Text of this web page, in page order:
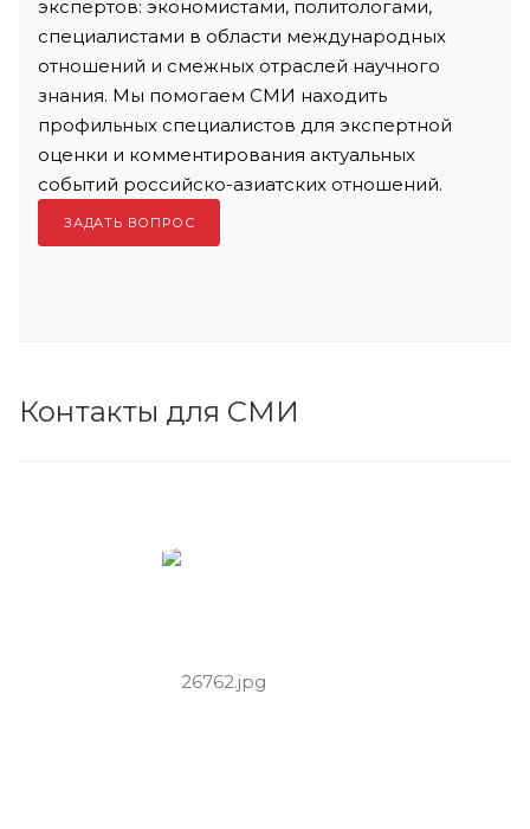
экспертов: экономистами, политологами,
специалистами в области международных
отношений и смежных отраслей научного
знания. Мы помогаем СМИ находить
профильных специалистов для экспертной
оценки и комментирования актуальных
событий российско-азиатских отношений.
ЗАДАТЬ ВОПРОС
Контакты для СМИ